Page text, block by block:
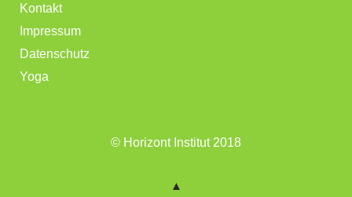
Kontakt
Impressum
Datenschutz
Yoga
© Horizont Institut 2018